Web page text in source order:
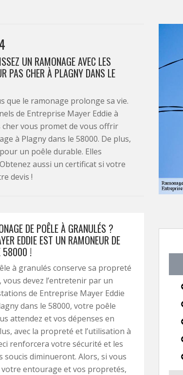
UN RAMONAGE AVEC LES
PAS CHER À PLAGNY DANS LE
que le ramonage prolonge sa vie.
de Entreprise Mayer Eddie à
cher vous promet de vous offrir
à Plagny dans le 58000. De plus,
un poêle durable. Elles
aussi un certificat si votre
devis !
DE POÊLE À GRANULÉS ?
EDDIE EST UN RAMONEUR DE
58000 !
à granulés conserve sa propreté
devez l’entretenir par un
de Entreprise Mayer Eddie
dans le 58000, votre poêle
attendez et vos dépenses en
avec la propreté et l’utilisation à
renforcera votre sécurité et les
soucis diminueront. Alors, si vous
entourage et vos propretés,